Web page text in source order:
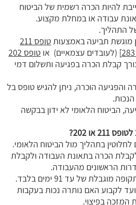
הגשת טופס 200, חייבת להיות הכרה רשמית של הביטוח
עבודה או במחלת מקצוע.
התהליך.
מוגשת תביעה באמצעותטופס 211
] (לעובדים עצמאיים) אוטופס 202
קבלת הכרה בפגיעה ותשלום דמי
והפגיעה הוכרה, ניתן להגיש טופס בל
הביטוח הלאומי לא ידון בבקשה
בתהליך מול הביטוח הלאומי.
הכרה בתאונת העבודה ולקבלת
הראשונים מהעבודה.
של עד 91 ימים בלבד.
לקבוע האם נותרה נכות בעקבות
המזכה בפיצוי.